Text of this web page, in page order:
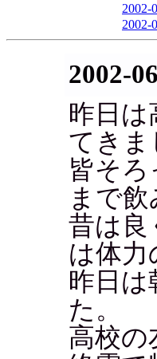
2002-
2002-
2002-
昨日は
てきま
皆そ
まで
昔は良
は体
昨日
た。
高校の